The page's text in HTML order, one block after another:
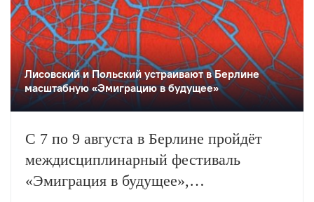
Лисовский и Польский устраивают в Берлине
масштабную «Эмиграцию в будущее»
С 7 по 9 августа в Берлине пройдёт
междисциплинарный фестиваль
«Эмиграция в будущее»,